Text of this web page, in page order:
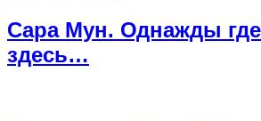
Сара Мун. Однажды
здесь…